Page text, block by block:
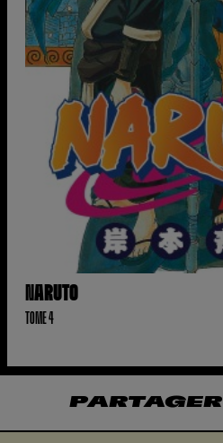
NARUTO
TOME 4
PARTAGER